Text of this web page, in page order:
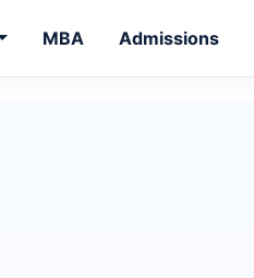
MBA Admissions